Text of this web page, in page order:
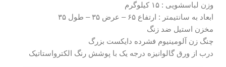
وزن لباسشویی : ۱۵ کیلوگرم
ابعاد به سانتیمتر : ارتفاع ۶۵ – عرض ۳۵ – طول ۳۵
مخزن استیل ضد زنگ
چنگ زن آلومینیوم فشرده دایکست بزرگ
درب از ورق گالوانیزه درجه یک با پوشش رنگ الکترواستاتیک